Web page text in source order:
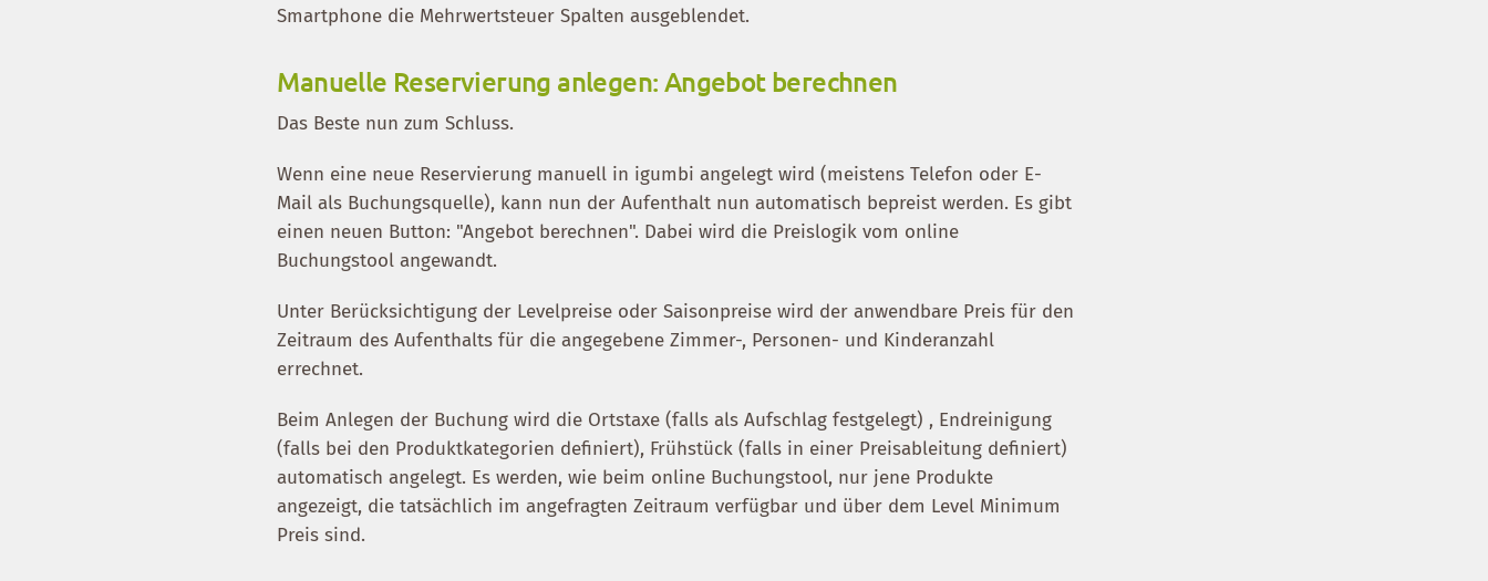
Smartphone die Mehrwertsteuer Spalten ausgeblendet.
Manuelle Reservierung anlegen: Angebot berechnen
Das Beste nun zum Schluss.
Wenn eine neue Reservierung manuell in igumbi angelegt wird (meistens Telefon oder E-
Mail als Buchungsquelle), kann nun der Aufenthalt nun automatisch bepreist werden. Es gibt
einen neuen Button: "Angebot berechnen". Dabei wird die Preislogik vom online
Buchungstool angewandt.
Unter Berücksichtigung der Levelpreise oder Saisonpreise wird der anwendbare Preis für den
Zeitraum des Aufenthalts für die angegebene Zimmer-, Personen- und Kinderanzahl
errechnet.
Beim Anlegen der Buchung wird die Ortstaxe (falls als Aufschlag festgelegt) , Endreinigung
(falls bei den Produktkategorien definiert), Frühstück (falls in einer Preisableitung definiert)
automatisch angelegt. Es werden, wie beim online Buchungstool, nur jene Produkte
angezeigt, die tatsächlich im angefragten Zeitraum verfügbar und über dem Level Minimum
Preis sind.